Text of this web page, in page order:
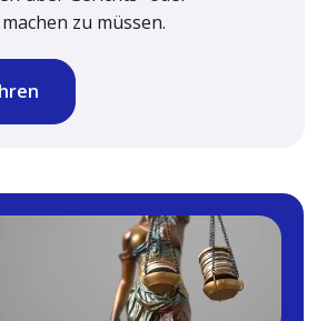
zu müssen.